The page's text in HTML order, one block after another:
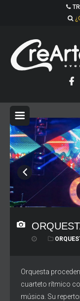
Orquesta
cuarteto rítmico
música. Su